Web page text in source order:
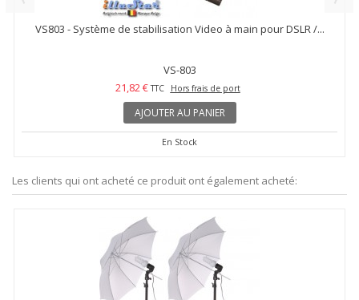
VS803 - Système de stabilisation Video à main pour DSLR /...
VS-803
21,82 € TTC Hors frais de port
AJOUTER AU PANIER
En Stock
Les clients qui ont acheté ce produit ont également acheté: